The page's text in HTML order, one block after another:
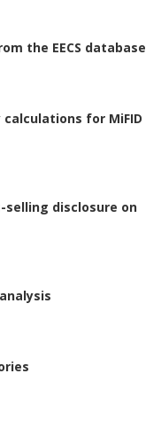
the EECS database
for MiFID
selling disclosure on